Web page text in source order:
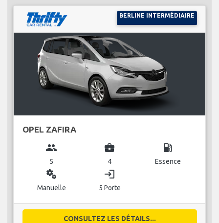
BERLINE INTERMÉDIAIRE
OPEL ZAFIRA
group
5
business_center
4
local_gas_station
Essence
miscellaneous_services
Manuelle
login
5 Porte
CONSULTEZ LES DÉTAILS...